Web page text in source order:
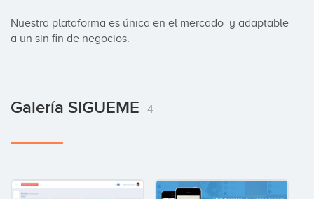
Nuestra plataforma es única en el mercado  y adaptable
a un sin fin de negocios.
Galería SIGUEME 4